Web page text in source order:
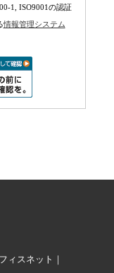
1, ISO9001の認証
情報管理システム
ィスネット